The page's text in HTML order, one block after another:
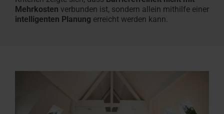
Mehrkosten verbunden ist, sondern allein mithilfe einer
intelligenten Planung erreicht werden kann.